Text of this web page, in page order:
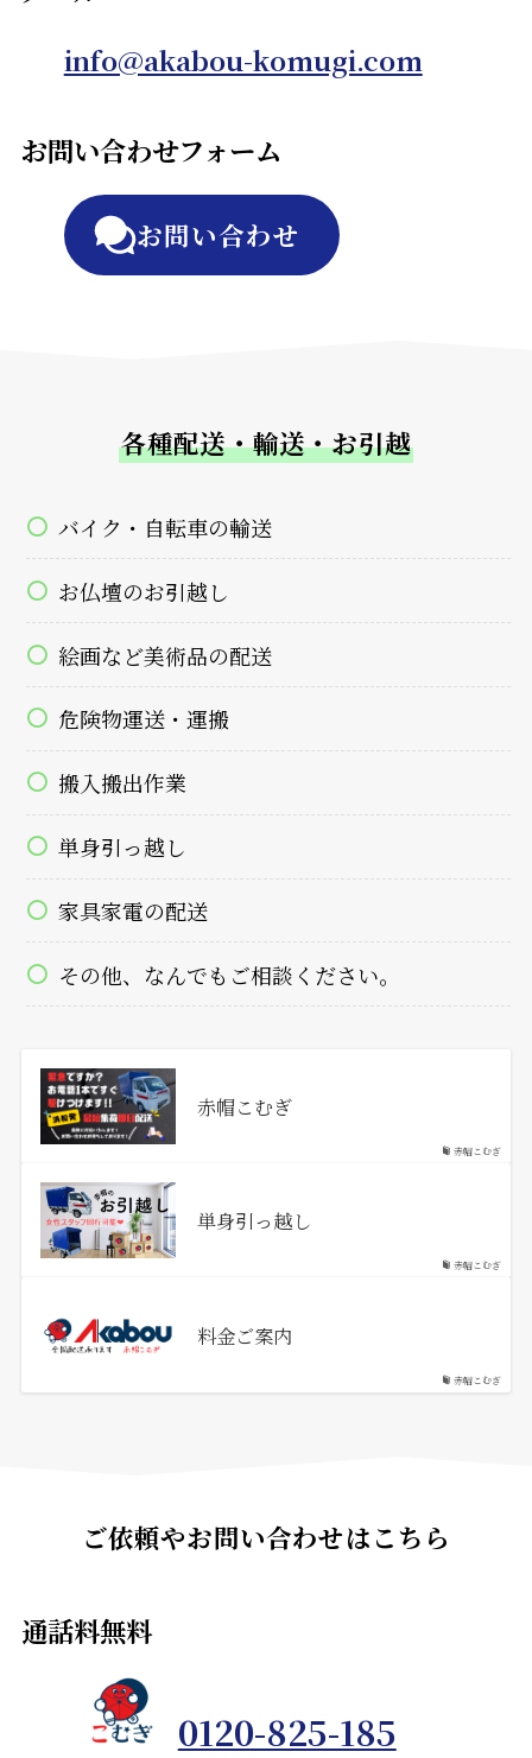
info@akabou-komugi.com
お問い合わせフォーム
お問い合わせ
各種配送・輸送・お引越
バイク・自転車の輸送
お仏壇のお引越し
絵画など美術品の配送
危険物運送・運搬
搬入搬出作業
単身引っ越し
家具家電の配送
その他、なんでもご相談ください。
赤帽こむぎ
赤帽こむぎ
赤帽こむぎ
単身引っ越し
赤帽こむぎ
料金ご案内
ご依頼やお問い合わせはこちら
通話料無料
0120-825-185